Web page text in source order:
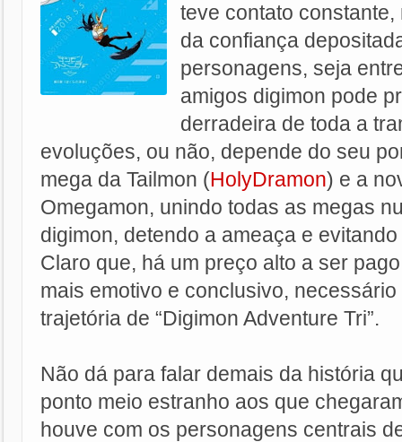
teve contato
da confiança
personagens, seja
amigos digimon pode
derradeira de toda a
evoluções, ou não, depende do seu
mega da Tailmon (HolyDramon) e a
Omegamon, unindo todas as megas
digimon, detendo a ameaça e
Claro que, há um preço alto a ser
mais emotivo e conclusivo,
trajetória de “Digimon Adventure Tri”.
Não dá para falar demais da história
ponto meio estranho aos que
houve com os personagens centrais